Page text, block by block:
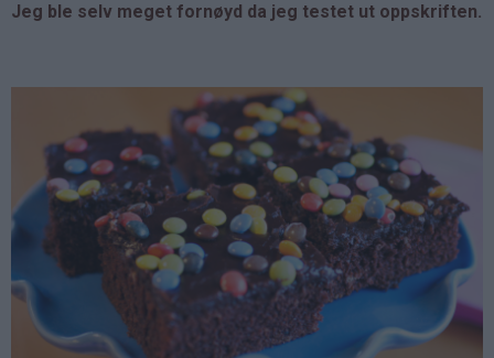
Jeg ble selv meget fornøyd da jeg testet ut oppskriften.